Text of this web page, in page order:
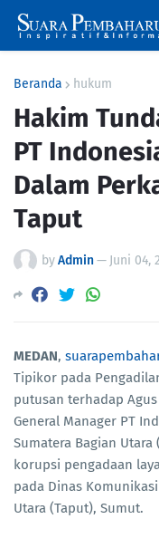
Beranda hukum
Hakim
PT
Dalam
Taput
byAdmin— Juni 04,
MEDAN,
Tipikor pada
putusan terhadap
General Manager PT
Sumatera Bagian
korupsi pengadaan
pada Dinas
Utara (Taput), Sumut.